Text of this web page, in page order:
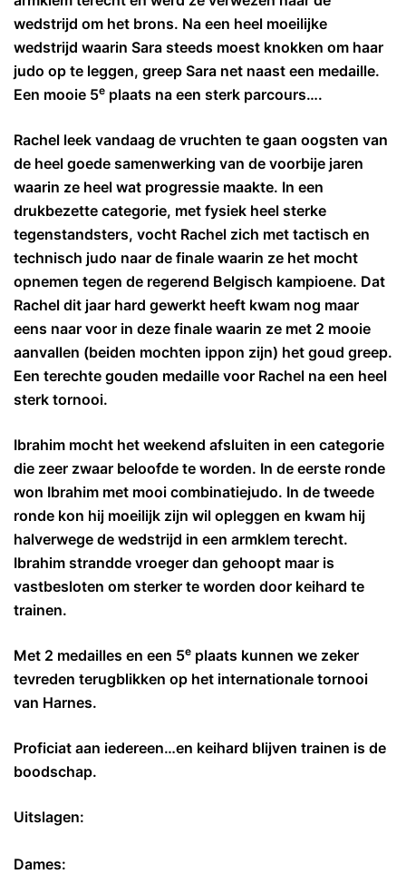
wedstrijd om het brons. Na een heel moeilijke
wedstrijd waarin Sara steeds moest knokken om haar
judo op te leggen, greep Sara net naast een medaille.
Een mooie 5e plaats na een sterk parcours….
Rachel leek vandaag de vruchten te gaan oogsten van
de heel goede samenwerking van de voorbije jaren
waarin ze heel wat progressie maakte. In een
drukbezette categorie, met fysiek heel sterke
tegenstandsters, vocht Rachel zich met tactisch en
technisch judo naar de finale waarin ze het mocht
opnemen tegen de regerend Belgisch kampioene. Dat
Rachel dit jaar hard gewerkt heeft kwam nog maar
eens naar voor in deze finale waarin ze met 2 mooie
aanvallen (beiden mochten ippon zijn) het goud greep.
Een terechte gouden medaille voor Rachel na een heel
sterk tornooi.
Ibrahim mocht het weekend afsluiten in een categorie
die zeer zwaar beloofde te worden. In de eerste ronde
won Ibrahim met mooi combinatiejudo. In de tweede
ronde kon hij moeilijk zijn wil opleggen en kwam hij
halverwege de wedstrijd in een armklem terecht.
Ibrahim strandde vroeger dan gehoopt maar is
vastbesloten om sterker te worden door keihard te
trainen.
Met 2 medailles en een 5e plaats kunnen we zeker
tevreden terugblikken op het internationale tornooi
van Harnes.
Proficiat aan iedereen…en keihard blijven trainen is de
boodschap.
Uitslagen:
Dames: